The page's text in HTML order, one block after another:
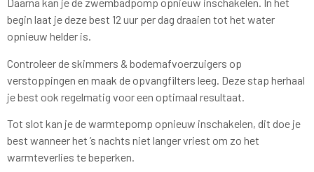
begin laat je deze best 12 uur per dag draaien tot het water
opnieuw helder is.
Controleer de skimmers & bodemafvoerzuigers op
verstoppingen en maak de opvangfilters leeg. Deze stap herhaal
je best ook regelmatig voor een optimaal resultaat.
Tot slot kan je de warmtepomp opnieuw inschakelen, dit doe je
best wanneer het ’s nachts niet langer vriest om zo het
warmteverlies te beperken.